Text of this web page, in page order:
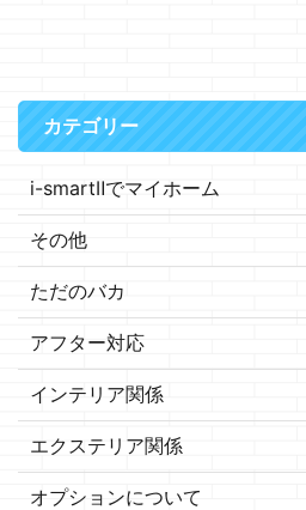
カテゴリー
i-smartⅡでマイホーム
その他
ただのバカ
アフター対応
インテリア関係
エクステリア関係
オプションについて